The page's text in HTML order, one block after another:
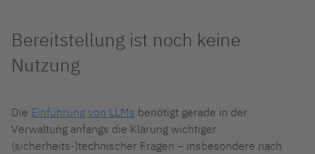
Bereitstellung ist noch keine
Nutzung
Die Einführung von LLMs benötigt gerade in der
Verwaltung anfangs die Klärung wichtiger
(sicherheits-)technischer Fragen – insbesondere nach